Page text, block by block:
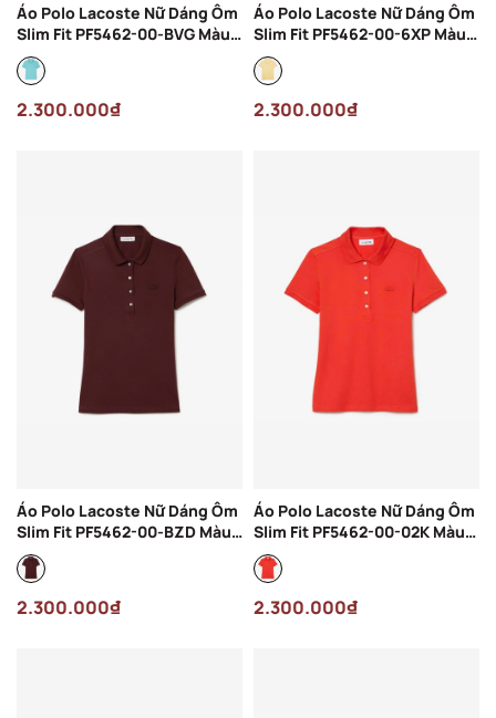
Áo Polo Lacoste Nữ Dáng Ôm
Slim Fit PF5462-00-BVG Màu
Xanh Mint
2.300.000₫
Áo Polo Lacoste Nữ Dáng Ôm
Slim Fit PF5462-00-6XP Màu
Vàng
2.300.000₫
Áo Polo Lacoste Nữ Dáng Ôm
Slim Fit PF5462-00-BZD Màu
Đỏ Mận
2.300.000₫
Áo Polo Lacoste Nữ Dáng Ôm
Slim Fit PF5462-00-02K Màu
Đỏ Cam
2.300.000₫